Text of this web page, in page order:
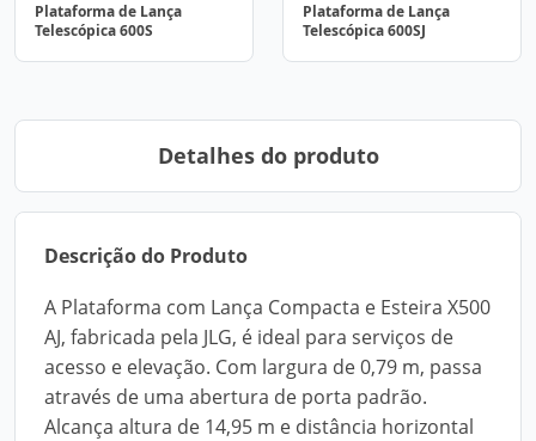
Plataforma de Lança
Telescópica 600S
Plataforma de Lança
Telescópica 600SJ
Detalhes do produto
Descrição do Produto
A Plataforma com Lança Compacta e Esteira X500
AJ, fabricada pela JLG, é ideal para serviços de
acesso e elevação. Com largura de 0,79 m, passa
através de uma abertura de porta padrão.
Alcança altura de 14,95 m e distância horizontal